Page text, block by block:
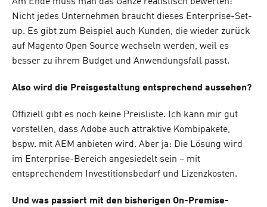
Nicht jedes Unternehmen braucht dieses Enterprise-Set-
up. Es gibt zum Beispiel auch Kunden, die wieder zurück
auf Magento Open Source wechseln werden, weil es
besser zu ihrem Budget und Anwendungsfall passt.
Also wird die Preisgestaltung entsprechend aussehen?
Offiziell gibt es noch keine Preisliste. Ich kann mir gut
vorstellen, dass Adobe auch attraktive Kombipakete,
bspw. mit AEM anbieten wird. Aber ja: Die Lösung wird
im Enterprise-Bereich angesiedelt sein – mit
entsprechendem Investitionsbedarf und Lizenzkosten.
Und was passiert mit den bisherigen On-Premise-